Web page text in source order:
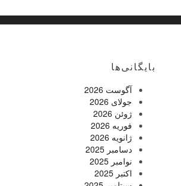
بایگانی‌ها
آگوست 2026
جولای 2026
ژوئن 2026
فوریه 2026
ژانویه 2026
دسامبر 2025
نوامبر 2025
اکتبر 2025